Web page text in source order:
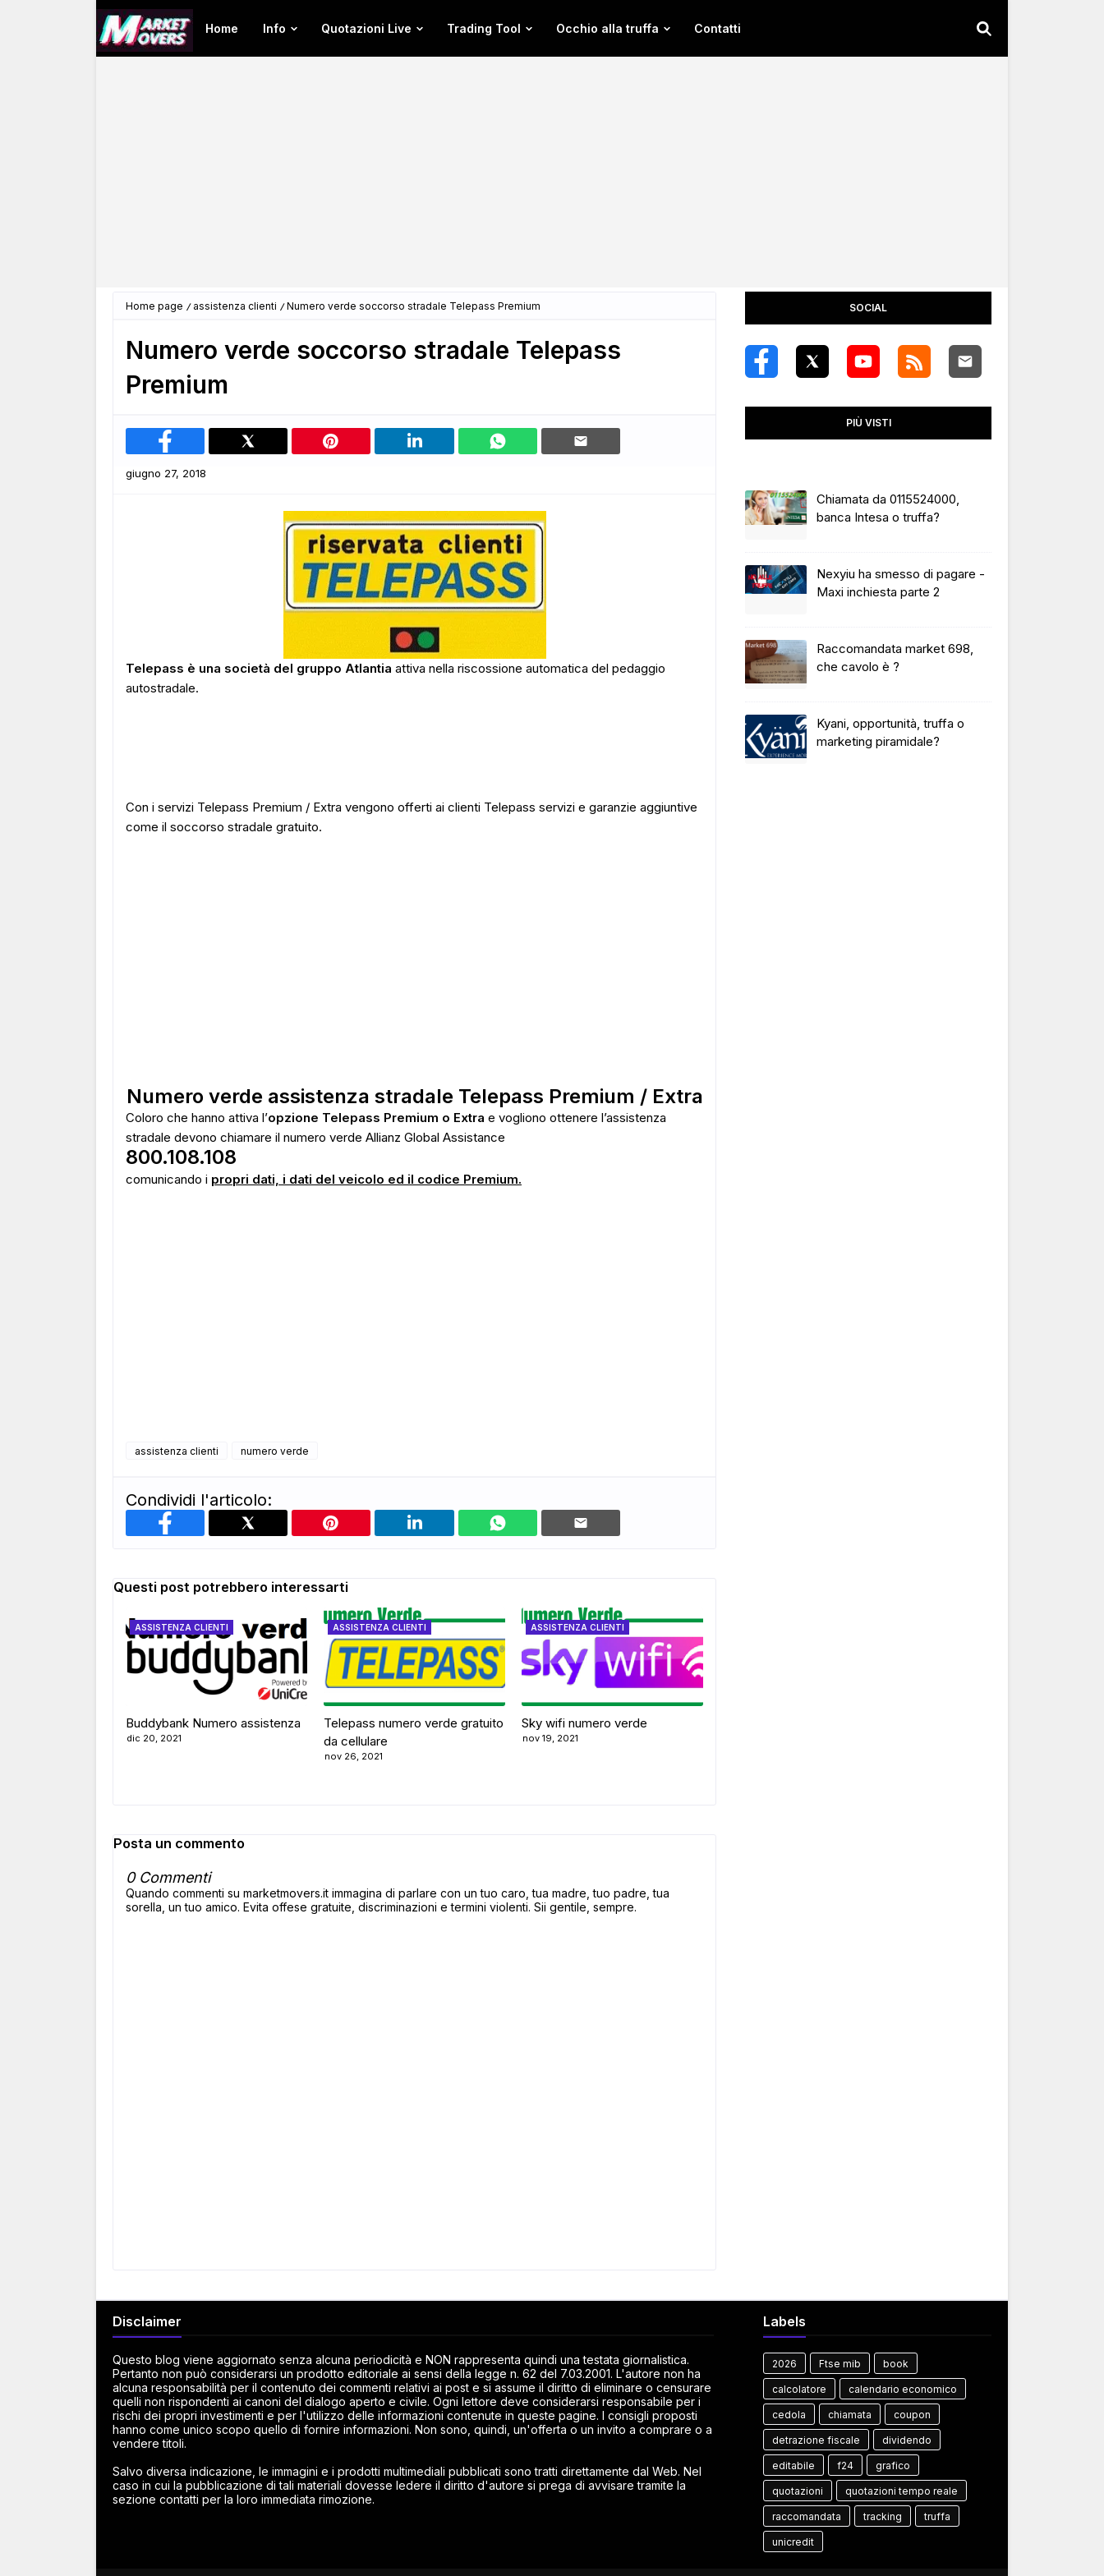
Home Info Quotazioni Live Trading Tool Occhio alla truffa Contatti
Home page assistenza clienti Numero verde soccorso stradale Telepass Premium
Numero verde soccorso stradale Telepass
Premium
giugno 27, 2018
Telepass è una società del gruppo Atlantia attiva nella riscossione automatica del pedaggio
autostradale.
Con i servizi Telepass Premium / Extra vengono offerti ai clienti Telepass servizi e garanzie aggiuntive
come il soccorso stradale gratuito.
Numero verde assistenza stradale Telepass Premium / Extra
Coloro che hanno attiva l’opzione Telepass Premium o Extra e vogliono ottenere l’assistenza
stradale devono chiamare il numero verde Allianz Global Assistance
800.108.108
comunicando i propri dati, i dati del veicolo ed il codice Premium.
assistenza clienti numero verde
Condividi l'articolo:
Questi post potrebbero interessarti
ASSISTENZA CLIENTI
Buddybank Numero assistenza
dic 20, 2021
ASSISTENZA CLIENTI
Telepass numero verde gratuito
da cellulare
nov 26, 2021
ASSISTENZA CLIENTI
Sky wifi numero verde
nov 19, 2021
Posta un commento
0 Commenti
Quando commenti su marketmovers.it immagina di parlare con un tuo caro, tua madre, tuo padre, tua
sorella, un tuo amico. Evita offese gratuite, discriminazioni e termini violenti. Sii gentile, sempre.
SOCIAL
PIÙ VISTI
Chiamata da 0115524000,
banca Intesa o truffa?
Nexyiu ha smesso di pagare -
Maxi inchiesta parte 2
Raccomandata market 698,
che cavolo è ?
Kyani, opportunità, truffa o
marketing piramidale?
Disclaimer
Questo blog viene aggiornato senza alcuna periodicità e NON rappresenta quindi una testata giornalistica.
Pertanto non può considerarsi un prodotto editoriale ai sensi della legge n. 62 del 7.03.2001. L'autore non ha
alcuna responsabilità per il contenuto dei commenti relativi ai post e si assume il diritto di eliminare o censurare
quelli non rispondenti ai canoni del dialogo aperto e civile. Ogni lettore deve considerarsi responsabile per i
rischi dei propri investimenti e per l'utilizzo delle informazioni contenute in queste pagine. I consigli proposti
hanno come unico scopo quello di fornire informazioni. Non sono, quindi, un'offerta o un invito a comprare o a
vendere titoli.
Salvo diversa indicazione, le immagini e i prodotti multimediali pubblicati sono tratti direttamente dal Web. Nel
caso in cui la pubblicazione di tali materiali dovesse ledere il diritto d'autore si prega di avvisare tramite la
sezione contatti per la loro immediata rimozione.
Labels
2026 Ftse mib book
calcolatore calendario economico
cedola chiamata coupon
detrazione fiscale dividendo
editabile f24 grafico
quotazioni quotazioni tempo reale
raccomandata tracking truffa
unicredit